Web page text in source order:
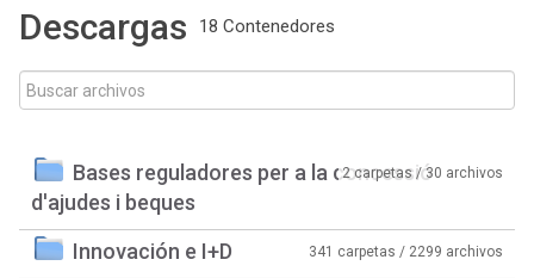
Descargas 18 Contenedores
Bases reguladores per a la concessió
d'ajudes i beques
2 carpetas / 30 archivos
Innovación e I+D 341 carpetas / 2299 archivos